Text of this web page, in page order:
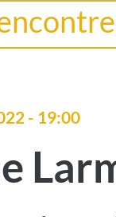
- 19:00